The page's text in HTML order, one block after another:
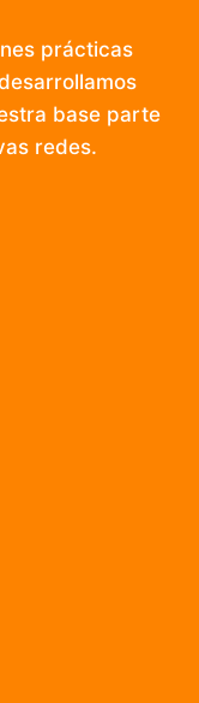
prácticas
base parte
redes.